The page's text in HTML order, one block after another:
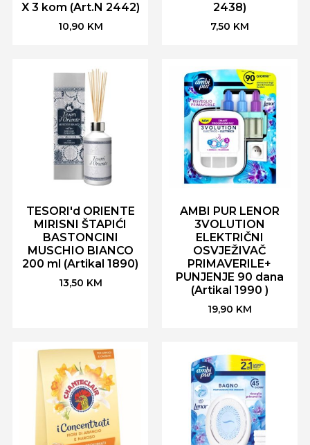
X 3 kom (Art.N 2442)
10,90 KM
2438)
7,50 KM
TESORI'd ORIENTE
MIRISNI ŠTAPIĆI
BASTONCINI
MUSCHIO BIANCO
200 ml (Artikal 1890)
13,50 KM
AMBI PUR LENOR
3VOLUTION
ELEKTRIČNI
OSVJEŽIVAČ
PRIMAVERILE+
PUNJENJE 90 dana
(Artikal 1990 )
19,90 KM